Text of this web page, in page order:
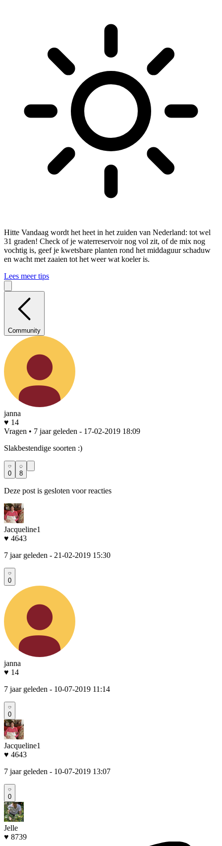
Hitte Vandaag wordt het heet in het zuiden van Nederland: tot wel
31 graden! Check of je waterreservoir nog vol zit, of de mix nog
vochtig is, geef je kwetsbare planten rond het middaguur schaduw
en wacht met zaaien tot het weer wat koeler is.
Lees meer tips
Community
janna
♥ 14
Vragen • 7 jaar geleden - 17-02-2019 18:09
Slakbestendige soorten :)
0 8
Deze post is gesloten voor reacties
Jacqueline1
♥ 4643
7 jaar geleden - 21-02-2019 15:30
0
janna
♥ 14
7 jaar geleden - 10-07-2019 11:14
0
Jacqueline1
♥ 4643
7 jaar geleden - 10-07-2019 13:07
0
Jelle
♥ 8739